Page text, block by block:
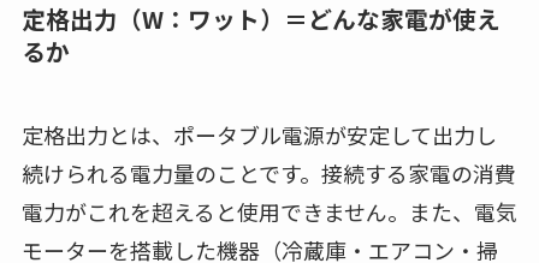
定格出力（W：ワット）＝どんな家電が使え
るか
定格出力とは、ポータブル電源が安定して出力し
続けられる電力量のことです。接続する家電の消費
電力がこれを超えると使用できません。また、電気
モーターを搭載した機器（冷蔵庫・エアコン・掃